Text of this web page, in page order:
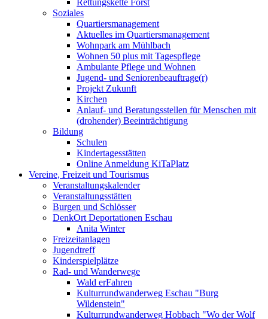
Rettungskette Forst
Soziales
Quartiersmanagement
Aktuelles im Quartiersmanagement
Wohnpark am Mühlbach
Wohnen 50 plus mit Tagespflege
Ambulante Pflege und Wohnen
Jugend- und Seniorenbeauftrage(r)
Projekt Zukunft
Kirchen
Anlauf- und Beratungsstellen für Menschen mit
(drohender) Beeinträchtigung
Bildung
Schulen
Kindertagesstätten
Online Anmeldung KiTaPlatz
Vereine, Freizeit und Tourismus
Veranstaltungskalender
Veranstaltungsstätten
Burgen und Schlösser
DenkOrt Deportationen Eschau
Anita Winter
Freizeitanlagen
Jugendtreff
Kinderspielplätze
Rad- und Wanderwege
Wald erFahren
Kulturrundwanderweg Eschau "Burg
Wildenstein"
Kulturrundwanderweg Hobbach "Wo der Wolf